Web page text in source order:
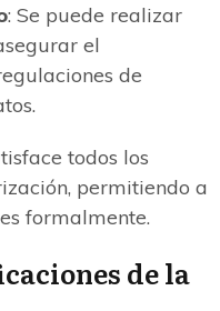
: Se puede realizar
el
de
todos los
permitiendo a
formalmente.
de la